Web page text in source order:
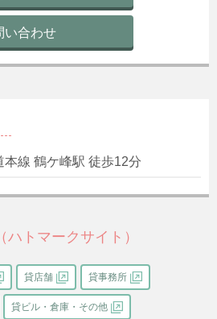
い合わせ
本線 鶴ケ峰駅 徒歩12分
ハトマークサイト）
貸店舗 貸事務所
貸ビル・倉庫・その他